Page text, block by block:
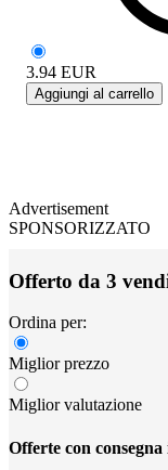
3.94 EUR
Aggiungi al carrello
Advertisement
SPONSORIZZATO
Offerto da 3
Ordina per:
Miglior prezzo
Miglior valutazione
Offerte con